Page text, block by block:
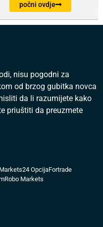
počni ovdje
nisu pogodni za
od brzog gubitka novca
da li razumijete kako
priuštiti da preuzmete
24 OpcijaFortrade
Robo Markets